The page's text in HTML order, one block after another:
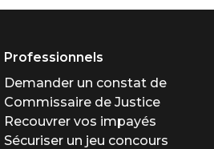
Professionnels
Demander un constat de
Commissaire de Justice
Recouvrer vos impayés
Sécuriser un jeu concours